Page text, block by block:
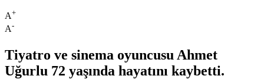
A+
A-
Tiyatro ve sinema oyuncusu Ahmet
Uğurlu 72 yaşında hayatını kaybetti.